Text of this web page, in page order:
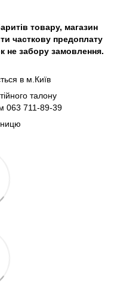
товару, магазин
часткову предоплату
не забору замовлення.
в м.Київ
талону
063 711-89-39